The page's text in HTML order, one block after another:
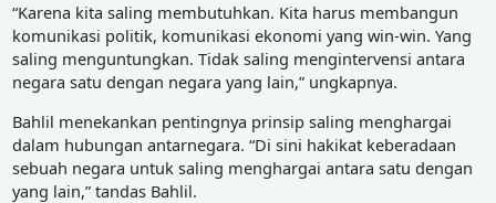
“Karena kita saling membutuhkan. Kita harus membangun
komunikasi politik, komunikasi ekonomi yang win-win. Yang
saling menguntungkan. Tidak saling mengintervensi antara
negara satu dengan negara yang lain,” ungkapnya.
Bahlil menekankan pentingnya prinsip saling menghargai
dalam hubungan antarnegara. “Di sini hakikat keberadaan
sebuah negara untuk saling menghargai antara satu dengan
yang lain,” tandas Bahlil.